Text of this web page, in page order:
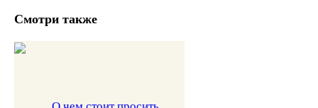
Смотри также